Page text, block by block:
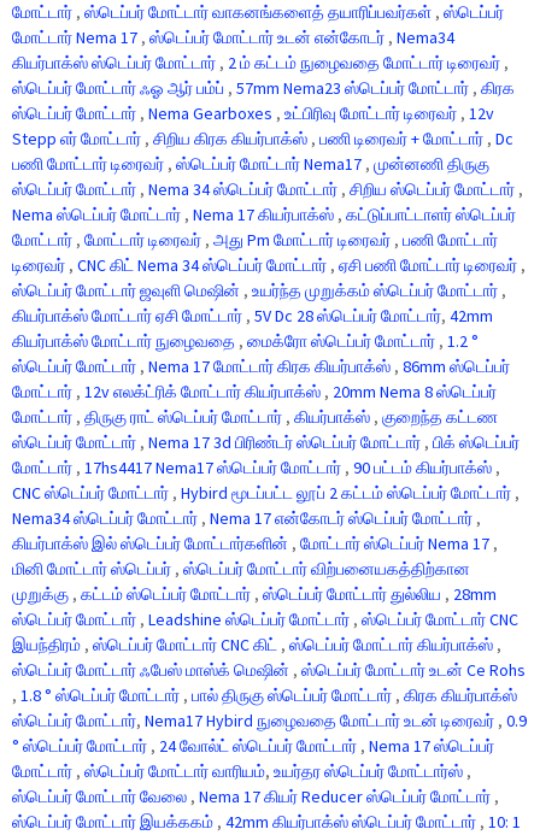
மோட்டார் , ஸ்டெப்பர் மோட்டார் வாகனங்களைத் தயாரிப்பவர்கள் , ஸ்டெப்பர்
மோட்டார் Nema 17 , ஸ்டெப்பர் மோட்டார் உடன் என்கோடர் , Nema34
கியர்பாக்ஸ் ஸ்டெப்பர் மோட்டார் , 2 ம் கட்டம் நுழைவதை மோட்டார் டிரைவர் ,
ஸ்டெப்பர் மோட்டார் ஃஓ ஆர் பம்ப் , 57mm Nema23 ஸ்டெப்பர் மோட்டார் , கிரக
ஸ்டெப்பர் மோட்டார் , Nema Gearboxes , உட்பிரிவு மோட்டார் டிரைவர் , 12v
Stepp எர் மோட்டார் , சிறிய கிரக கியர்பாக்ஸ் , பணி டிரைவர் + மோட்டார் , Dc
பணி மோட்டார் டிரைவர் , ஸ்டெப்பர் மோட்டார் Nema17 , முன்னணி திருகு
ஸ்டெப்பர் மோட்டார் , Nema 34 ஸ்டெப்பர் மோட்டார் , சிறிய ஸ்டெப்பர் மோட்டார் ,
Nema ஸ்டெப்பர் மோட்டார் , Nema 17 கியர்பாக்ஸ் , கட்டுப்பாட்டாளர் ஸ்டெப்பர்
மோட்டார் , மோட்டார் டிரைவர் , அது Pm மோட்டார் டிரைவர் , பணி மோட்டார்
டிரைவர் , CNC கிட் Nema 34 ஸ்டெப்பர் மோட்டார் , ஏசி பணி மோட்டார் டிரைவர் ,
ஸ்டெப்பர் மோட்டார் ஜவுளி மெஷின் , உயர்ந்த முறுக்கம் ஸ்டெப்பர் மோட்டார் ,
கியர்பாக்ஸ் மோட்டார் ஏசி மோட்டார் , 5V Dc 28 ஸ்டெப்பர் மோட்டார், 42mm
கியர்பாக்ஸ் மோட்டார் நுழைவதை , மைக்ரோ ஸ்டெப்பர் மோட்டார் , 1.2 °
ஸ்டெப்பர் மோட்டார் , Nema 17 மோட்டார் கிரக கியர்பாக்ஸ் , 86mm ஸ்டெப்பர்
மோட்டார் , 12v எலக்ட்ரிக் மோட்டார் கியர்பாக்ஸ் , 20mm Nema 8 ஸ்டெப்பர்
மோட்டார் , திருகு ராட் ஸ்டெப்பர் மோட்டார் , கியர்பாக்ஸ் , குறைந்த கட்டண
ஸ்டெப்பர் மோட்டார் , Nema 17 3d பிரிண்டர் ஸ்டெப்பர் மோட்டார் , பிக் ஸ்டெப்பர்
மோட்டார் , 17hs4417 Nema17 ஸ்டெப்பர் மோட்டார் , 90 பட்டம் கியர்பாக்ஸ் ,
CNC ஸ்டெப்பர் மோட்டார் , Hybird மூடப்பட்ட லூப் 2 கட்டம் ஸ்டெப்பர் மோட்டார் ,
Nema34 ஸ்டெப்பர் மோட்டார் , Nema 17 என்கோடர் ஸ்டெப்பர் மோட்டார் ,
கியர்பாக்ஸ் இல் ஸ்டெப்பர் மோட்டார்களின் , மோட்டார் ஸ்டெப்பர் Nema 17 ,
மினி மோட்டார் ஸ்டெப்பர் , ஸ்டெப்பர் மோட்டார் விற்பனையகத்திற்கான
முறுக்கு , கட்டம் ஸ்டெப்பர் மோட்டார் , ஸ்டெப்பர் மோட்டார் துல்லிய , 28mm
ஸ்டெப்பர் மோட்டார் , Leadshine ஸ்டெப்பர் மோட்டார் , ஸ்டெப்பர் மோட்டார் CNC
இயந்திரம் , ஸ்டெப்பர் மோட்டார் CNC கிட் , ஸ்டெப்பர் மோட்டார் கியர்பாக்ஸ் ,
ஸ்டெப்பர் மோட்டார் ஃபேஸ் மாஸ்க் மெஷின் , ஸ்டெப்பர் மோட்டார் உடன் Ce Rohs
, 1.8 ° ஸ்டெப்பர் மோட்டார் , பால் திருகு ஸ்டெப்பர் மோட்டார் , கிரக கியர்பாக்ஸ்
ஸ்டெப்பர் மோட்டார், Nema17 Hybird நுழைவதை மோட்டார் உடன் டிரைவர் , 0.9
° ஸ்டெப்பர் மோட்டார் , 24 வோல்ட் ஸ்டெப்பர் மோட்டார் , Nema 17 ஸ்டெப்பர்
மோட்டார் , ஸ்டெப்பர் மோட்டார் வாரியம், உயர்தர ஸ்டெப்பர் மோட்டார்ஸ் ,
ஸ்டெப்பர் மோட்டார் வேலை , Nema 17 கியர் Reducer ஸ்டெப்பர் மோட்டார் ,
ஸ்டெப்பர் மோட்டார் இயக்ககம் , 42mm கியர்பாக்ஸ் ஸ்டெப்பர் மோட்டார் , 10: 1